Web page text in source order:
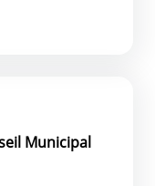
Municipal